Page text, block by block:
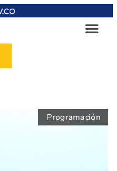
Programación